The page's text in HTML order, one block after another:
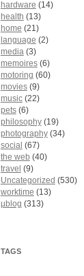
hardware (14)
health (13)
home (21)
language (2)
media (3)
memoires(6)
motoring (60)
movies(9)
music(22)
pets(6)
philosophy(19)
photography(34)
social (67)
the web (40)
travel (9)
Uncategorized (530)
worktime (13)
µblog (313)
TAGS